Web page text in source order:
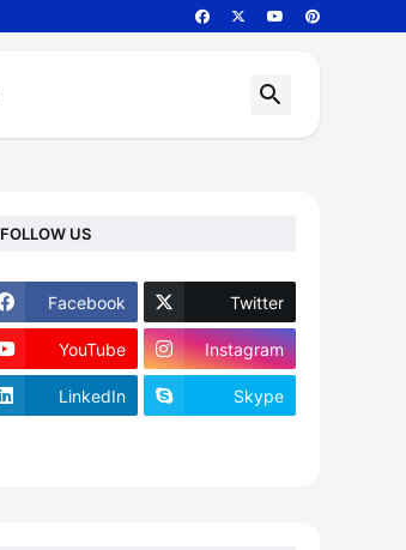
FOLLOW US
Facebook Twitter
YouTube Instagram
LinkedIn Skype